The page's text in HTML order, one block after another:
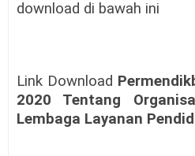
download di bawah ini
Link Download
2020 Tentang
Lembaga Layanan